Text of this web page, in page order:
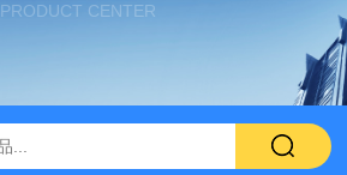
PRODUCT CENTER